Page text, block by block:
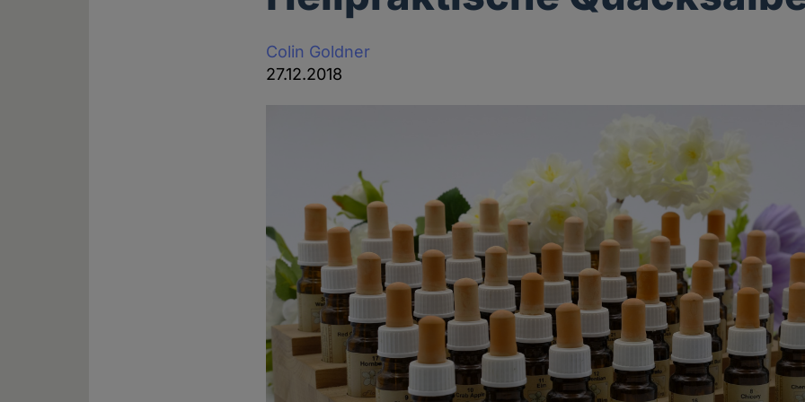
Colin Goldner
27.12.2018